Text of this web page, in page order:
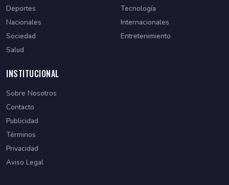
Deportes
Tecnología
Nacionales
Internacionales
Sociedad
Entretenimiento
Salud
INSTITUCIONAL
Sobre Nosotros
Contacto
Publicidad
Términos
Privacidad
Aviso Legal